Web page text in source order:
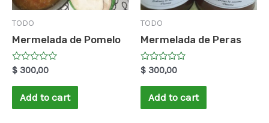
TODO
Mermelada de Pomelo
Rated
0
out
$ 300,00
Add to cart
TODO
Mermelada de Peras
Rated
0
out
$ 300,00
Add to cart